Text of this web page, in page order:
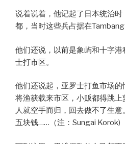
说着说着，他记起了日本统治时
都，当时这些兵占据在Tambang
他们还说，以前是象屿和十字
士打市区。
他们还说起，亚罗士打鱼市场
将渔获载来市区，小贩都得跳
人就空手而归，回去做不了生
五块钱……（注：Sungai Korok)